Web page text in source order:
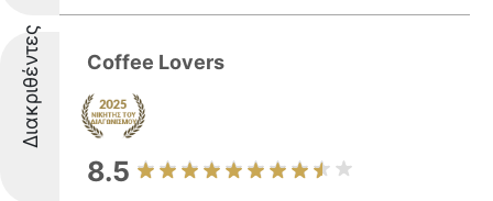
Διακριθέντες Coffee Lovers
8.5